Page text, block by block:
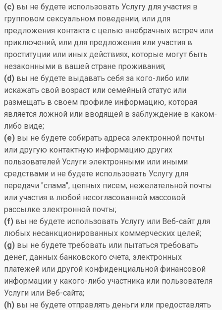
(c) вы не будете использовать Услугу для участия в
групповом сексуальном поведении, или для
предложения контакта с целью внебрачных встреч или
приключений, или для предложения или участия в
проституции или иных действиях, которые могут быть
незаконными в вашей стране проживания;
(d) вы не будете выдавать себя за кого-либо или
искажать свой возраст или семейный статус или
размещать в своем профиле информацию, которая
является ложной или вводящей в заблуждение в каком-
либо виде;
(e) вы не будете собирать адреса электронной почты
или другую контактную информацию других
пользователей Услуги электронными или иными
средствами и не будете использовать Услугу для
передачи "спама", цепных писем, нежелательной почты
или участия в любой несогласованной массовой
рассылке электронной почты;
(f) вы не будете использовать Услугу или Веб-сайт для
любых несанкционированных коммерческих целей;
(g) вы не будете требовать или пытаться требовать
денег, данных банковского счета, электронных
платежей или другой конфиденциальной финансовой
информации у какого-либо участника или пользователя
Услуги или Веб-сайта;
(h) вы не будете отправлять деньги или предоставлять